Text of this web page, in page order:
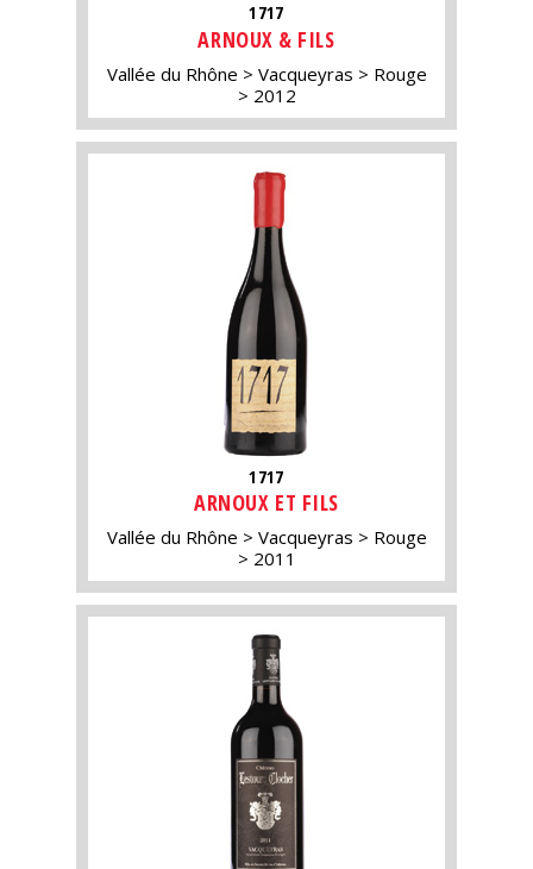
1717
ARNOUX & FILS
Vallée du Rhône Vacqueyras
Rouge
2012
1717
ARNOUX ET FILS
Vallée du Rhône Vacqueyras
Rouge
2011